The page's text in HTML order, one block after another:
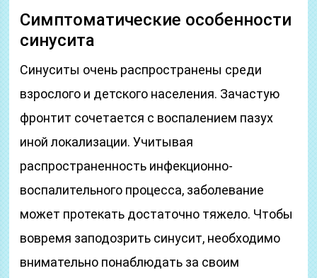
Симптоматические особенности
синусита
Синуситы очень распространены среди
взрослого и детского населения. Зачастую
фронтит сочетается с воспалением пазух
иной локализации. Учитывая
распространенность инфекционно-
воспалительного процесса, заболевание
может протекать достаточно тяжело. Чтобы
вовремя заподозрить синусит, необходимо
внимательно понаблюдать за своим